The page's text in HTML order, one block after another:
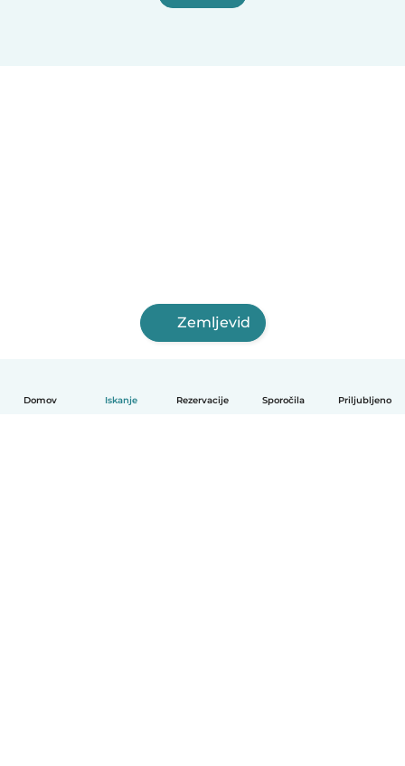
Domov Iskanje Rezervacije Sporočila Priljubljeno
Zemljevid